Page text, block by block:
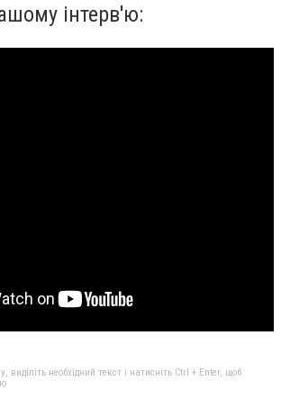
інтерв'ю:
необхідний текст і натисніть Ctrl + Enter, щоб